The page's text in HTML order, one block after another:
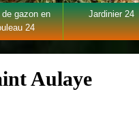
gazon en
24
Jardinier 24
Aulaye